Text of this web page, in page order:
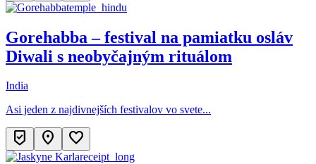
temple_hindu
Gorehabba – festival na pamiatku osláv
Diwali s neobyčajným rituálom
India
Asi jeden z najdivnejších festivalov vo svete...
beenhere location_on favorite
receipt_long